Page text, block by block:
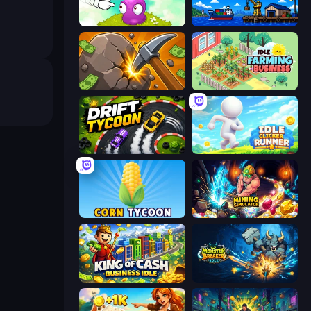
Clicker Heroes Harbor Tycoon
Mine Clicker Idle Farming Business
Drift Tycoon Idle Clicker Runner
Corn Tycoon Mining Simulator
King of Cash Business Idle Monster Breaker Idle